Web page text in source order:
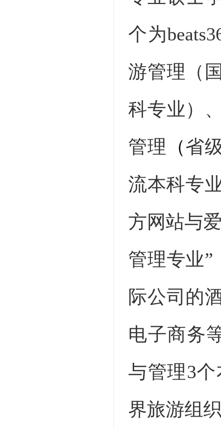
个为
游管理（
科专业）
管理 （省
流本科专
方网站与
管理专业”
际公司的
电子商务
与管理3
界旅游组